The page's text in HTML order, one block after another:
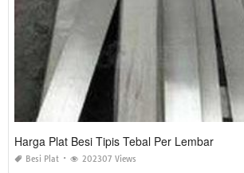
Harga Plat Besi Tipis Tebal Per Lembar
Besi Plat 202307 Views